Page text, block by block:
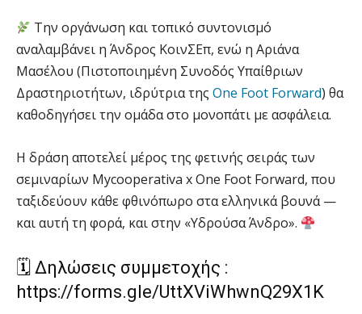
Την οργάνωση και τοπικό συντονισμό
αναλαμβάνει η Άνδρος ΚοινΣΕπ, ενώ η Αριάνα
Μασέλου (Πιστοποιημένη Συνοδός Υπαίθριων
Δραστηριοτήτων, ιδρύτρια της One Foot Forward) θα
καθοδηγήσει την ομάδα στο μονοπάτι με ασφάλεια.
Η δράση αποτελεί μέρος της φετινής σειράς των
σεμιναρίων Mycooperativa x One Foot Forward, που
ταξιδεύουν κάθε φθινόπωρο στα ελληνικά βουνά —
και αυτή τη φορά, και στην «Υδρούσα Άνδρο».
🗓 Δηλώσεις συμμετοχής :
https://forms.gle/UttXViWhwnQ29X1K